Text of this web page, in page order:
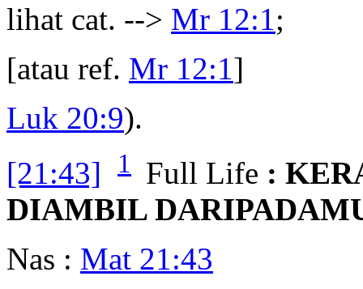
lihat cat. --> Mr 12:1;
[atau ref. Mr 12:1]
Luk 20:9).
[21:43]
1 Full Life :
DIAMBIL
Nas : Mat 21:43